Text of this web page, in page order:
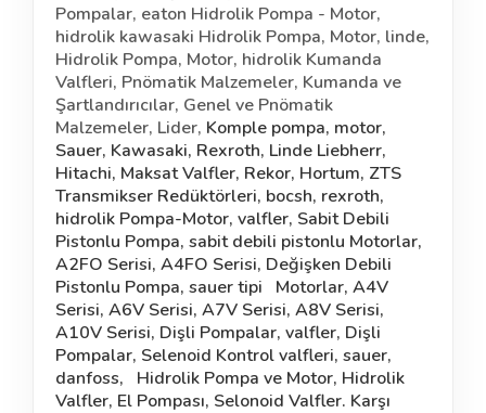
Pompalar, eaton Hidrolik Pompa - Motor,
hidrolik kawasaki Hidrolik Pompa, Motor, linde,
Hidrolik Pompa, Motor, hidrolik Kumanda
Valfleri, Pnömatik Malzemeler, Kumanda ve
Şartlandırıcılar, Genelve Pnömatik
Malzemeler, Lider, Komple pompa, motor,
Sauer, Kawasaki, Rexroth, Linde Liebherr,
Hitachi, Maksat Valfler, Rekor, Hortum, ZTS
Transmikser Redüktörleri, bocsh, rexroth,
hidrolik Pompa-Motor, valfler, Sabit Debili
Pistonlu Pompa, sabit debili pistonlu Motorlar,
A2FO Serisi, A4FO Serisi, Değişken Debili
Pistonlu Pompa, sauer tipi
Motorlar, A4V
Serisi, A6V Serisi, A7V Serisi, A8V Serisi,
A10V Serisi, Dişli Pompalar, valfler, Dişli
Pompalar, Selenoid Kontrol valfleri, sauer,
danfoss,
Hidrolik Pompa ve Motor, Hidrolik
Valfler, El Pompası, Selonoid Valfler. Karşı